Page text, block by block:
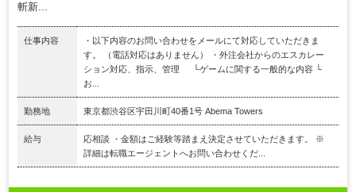
斬新...
仕事内容
・以下内容のお問い合わせをメールにて対応していただきま
す。 （電話対応はありません） ・外注会社からのエスカレー
ション対応、指示、管理 └ゲームに関する一般的な内容 └
お...
勤務地 東京都渋谷区宇田川町40番1号 Abema Towers
給与
応相談 ・金額はご経験等踏まえ決定させていただきます。 ※
詳細は転職エージェントへお問い合わせくだ...